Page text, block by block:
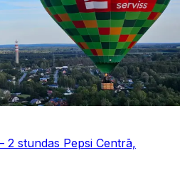
2 stundas Pepsi Centrā,